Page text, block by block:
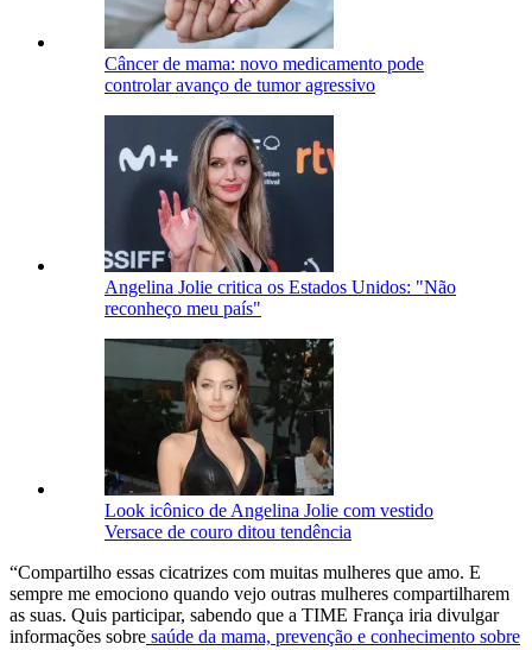
Câncer de mama: novo medicamento pode
controlar avanço de tumor agressivo
Angelina Jolie critica os Estados Unidos: "Não
reconheço meu país"
Look icônico de Angelina Jolie com vestido
Versace de couro ditou tendência
“Compartilho essas cicatrizes com muitas mulheres que amo. E
sempre me emociono quando vejo outras mulheres compartilharem
as suas. Quis participar, sabendo que a TIME França iria divulgar
informações sobre saúde da mama, prevenção e conhecimento sobre